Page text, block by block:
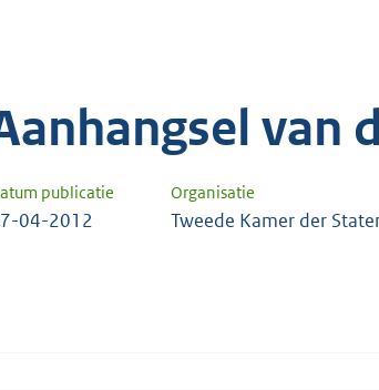
van
publicatie Organisatie
04-2012 Tweede Kamer der